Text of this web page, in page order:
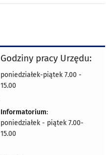
Godziny pracy Urzędu:
poniedziałek-piątek 7.00 -
15.00
Informatorium:
poniedziałek - piątek 7.00-
15.00